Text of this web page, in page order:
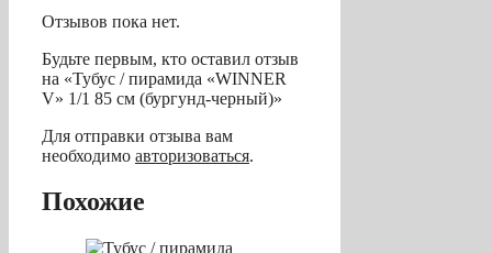
Отзывов пока нет.
Будьте первым, кто оставил отзыв
на «Тубус / пирамида «WINNER
V» 1/1 85 см (бургунд-черный)»
Для отправки отзыва вам
необходимо авторизоваться.
Похожие